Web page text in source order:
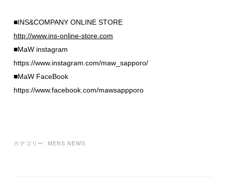
■INS&COMPANY ONLINE STORE
http://www.ins-online-store.com
■MaW instagram
https://www.instagram.com/maw_sapporo/
■MaW FaceBook
https://www.facebook.com/mawsappporo
カテゴリー: MENS NEWS